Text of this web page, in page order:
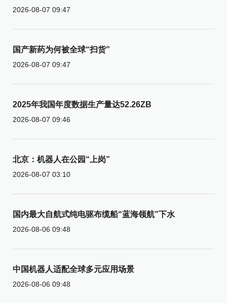
2026-08-07 09:47
国产新药为何被全球“扫货”
2026-08-07 09:47
2025年我国年度数据生产量达52.26ZB
2026-08-07 09:46
北京：机器人在公园“上岗”
2026-08-07 03:10
国内最大自航式纯电驱布缆船“蓝海领航”下水
2026-08-06 09:48
中国机器人适配全球多元应用场景
2026-08-06 09:48